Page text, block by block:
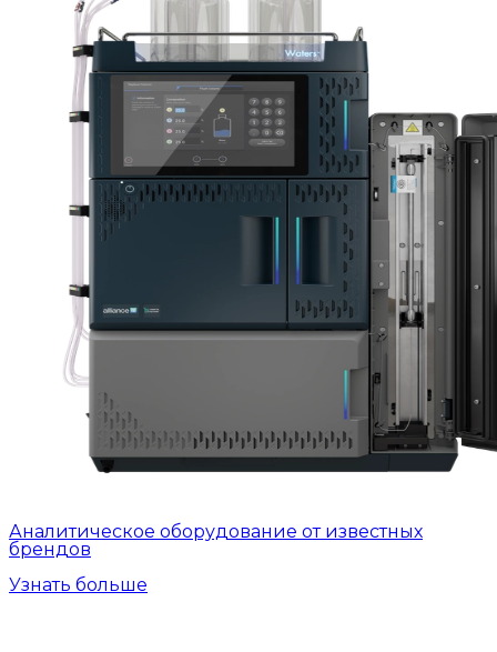
Аналитическое оборудование от известных
брендов
Узнать больше